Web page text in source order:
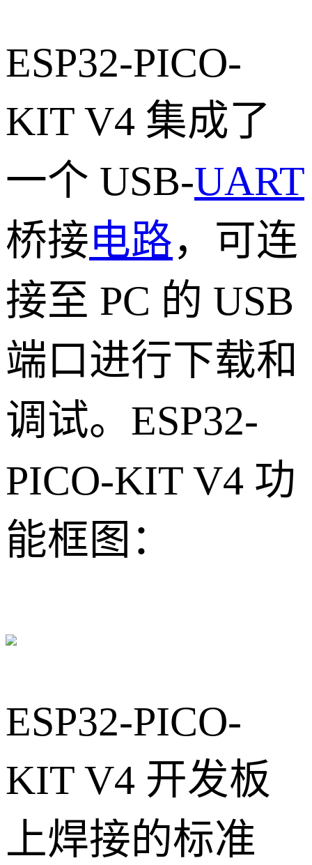
ESP32-PICO-
KIT V4 集成了
一个 USB-UART
桥接电路，可连
接至 PC 的 USB
端口进行下载和
调试。ESP32-
PICO-KIT V4 功
能框图：
ESP32-PICO-
KIT V4 开发板
上焊接的标准